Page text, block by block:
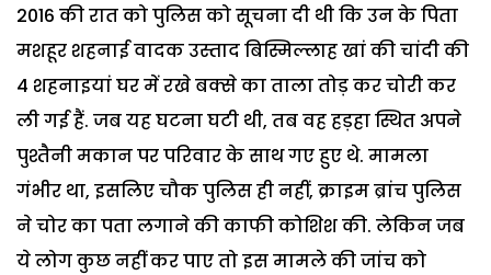
2016 की रात को पुलिस को सूचना दी थी कि उन के पिता
मशहूर शहनाई वादक उस्ताद बिस्मिल्लाह खां की चांदी की
4 शहनाइयां घर में रखे बक्से का ताला तोड़ कर चोरी कर
ली गई हैं. जब यह घटना घटी थी, तब वह हड़हा स्थित अपने
पुश्तैनी मकान पर परिवार के साथ गए हुए थे. मामला
गंभीर था, इसलिए चौक पुलिस ही नहीं, क्राइम ब्रांच पुलिस
ने चोर का पता लगाने की काफी कोशिश की. लेकिन जब
ये लोग कुछ नहीं कर पाए तो इस मामले की जांच को